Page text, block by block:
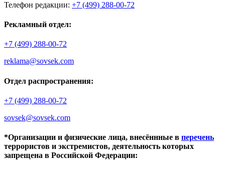
Телефон редакции: +7 (499) 288-00-72
Рекламный отдел:
+7 (499) 288-00-72
reklama@sovsek.com
Отдел распространения:
+7 (499) 288-00-72
sovsek@sovsek.com
*Организации и физические лица, внесённные в перечень
террористов и экстремистов, деятельность которых
запрещена в Российской Федерации: